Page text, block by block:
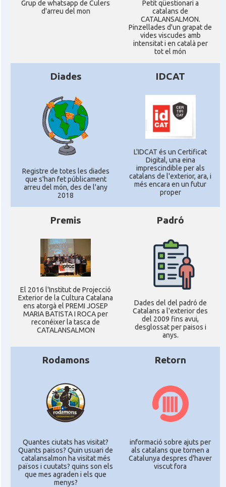
Grup de whatsapp de Culers
d'arreu del mon
Petit qüestionari a
catalans de
CATALANSALMON.
Pinzellades d'un grapat de
vides viscudes amb
intensitat i en català per
tot el món
Diades
Registre de totes les diades
que s'han fet públicament
arreu del món, des de l'any
2018
IDCAT
L'IDCAT és un Certificat
Digital, una eina
imprescindible per als
catalans de l'exterior, ara, i
més encara en un futur
proper
Premis
El 2016 l'Institut de Projecció
Exterior de la Cultura Catalana
ens atorgà el PREMI JOSEP
MARIA BATISTA I ROCA per
reconéixer la tasca de
CATALANSALMON
Padró
Dades del del padró de
Catalans a l'exterior des
del 2009 fins avui,
desglossat per paisos i
anys.
Rodamons
Quantes ciutats has visitat?
Quants paisos? Quin usuari de
catalansalmon ha visitat més
països i cuutats? quins son els
que mes agraden i els que
menys?
Retorn
informació sobre ajuts per
als catalans que tornen a
Catalunya despres d'haver
viscut fora